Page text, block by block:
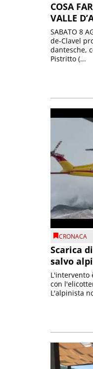
COSA
VALLE
SABATO 8
de-Clavel
dantesche,
Pistritto (...
CRONACA
Scarica
salvo
L'intervento
con
L'alpinista